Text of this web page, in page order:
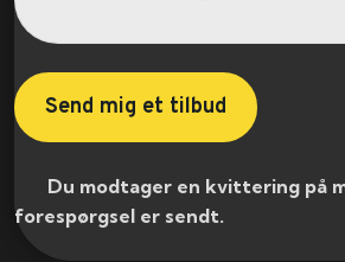
Du modtager en kvittering på
forespørgsel er sendt.​